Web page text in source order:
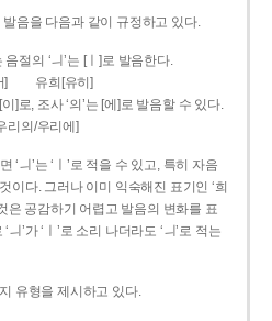
발음을 다음과 같이 규정하고 있다.
절의 ‘ㅢ’는 [ㅣ]로 발음한다.
]
유희[유히]
]로, 조사 ‘의’는 [에]로 발음할 수 있다.
리의/우리에]
‘ㅢ’는 ‘ㅣ’로 적을 수 있고, 특히 자음
이다. 그러나 이미 익숙해진 표기인 ‘희
은 공감하기 어렵고 발음의 변화를 표
’가 ‘ㅣ’로 소리 나더라도 ‘ㅢ’로 적는
유형을 제시하고 있다.